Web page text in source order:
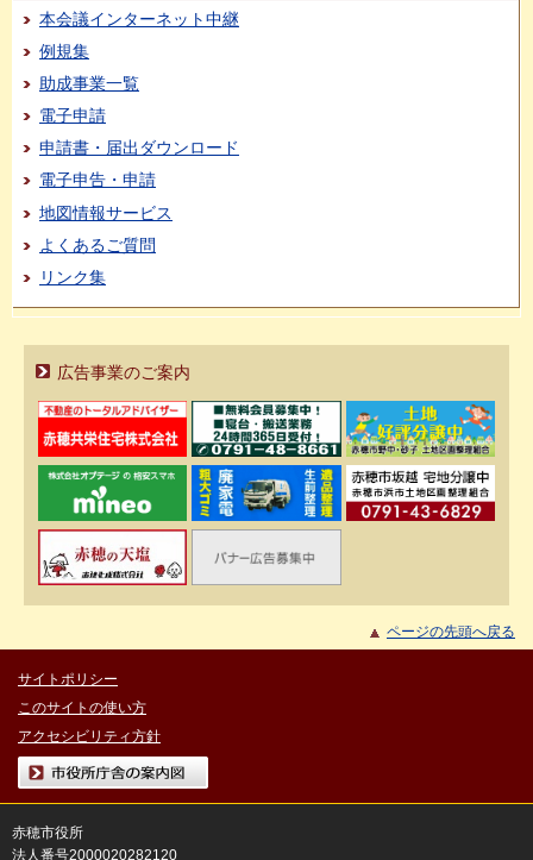
本会議インターネット中継
例規集
助成事業一覧
電子申請
申請書・届出ダウンロード
電子申告・申請
地図情報サービス
よくあるご質問
リンク集
広告事業のご案内
ページの先頭へ戻る
サイトポリシー
このサイトの使い方
アクセシビリティ方針
市役所庁舎の案内図
赤穂市役所
法人番号2000020282120